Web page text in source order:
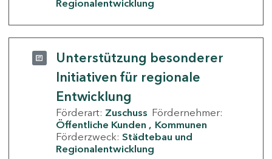
Regionalentwicklung
Unterstützung besonderer
Initiativen für regionale
Entwicklung
Förderart: Zuschuss Fördernehmer:
Öffentliche Kunden
Kommunen
Förderzweck: Städtebau und
Regionalentwicklung